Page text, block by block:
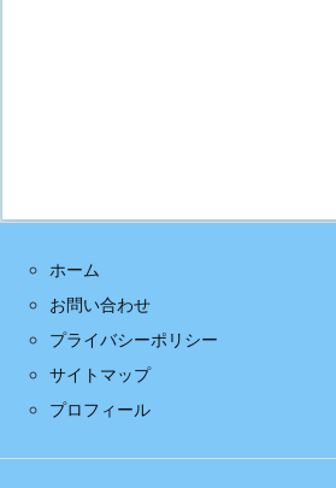
ホーム
お問い合わせ
プライバシーポリシー
サイトマップ
プロフィール